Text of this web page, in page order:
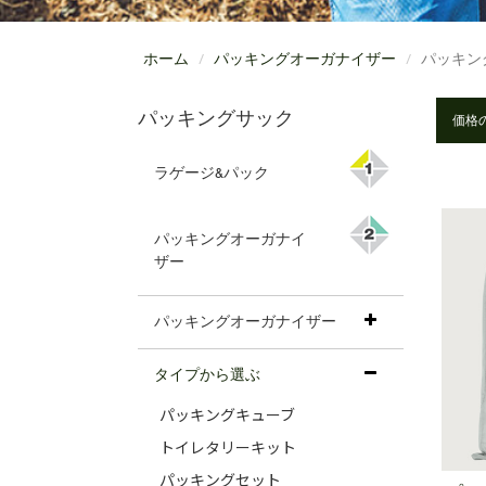
ホーム パッキングオーガナイザー パッキン
パッキングサック
ラゲージ&パック
パッキングオーガナイ
ザー
パッキングオーガナイザー
タイプから選ぶ
パッキングキューブ
トイレタリーキット
パッキングセット